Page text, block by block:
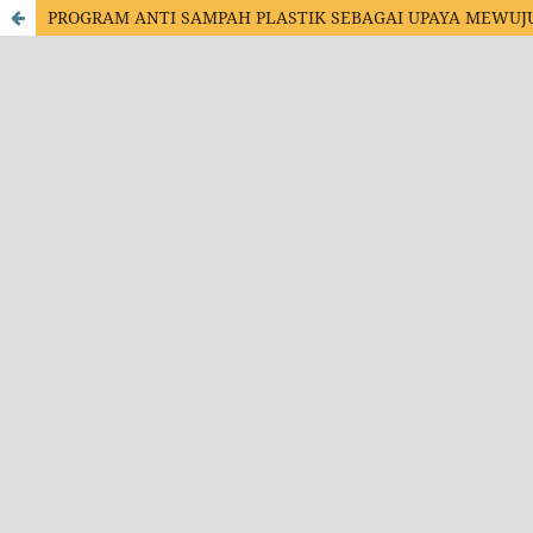
PROGRAM ANTI SAMPAH PLASTIK SEBAGAI UPAYA